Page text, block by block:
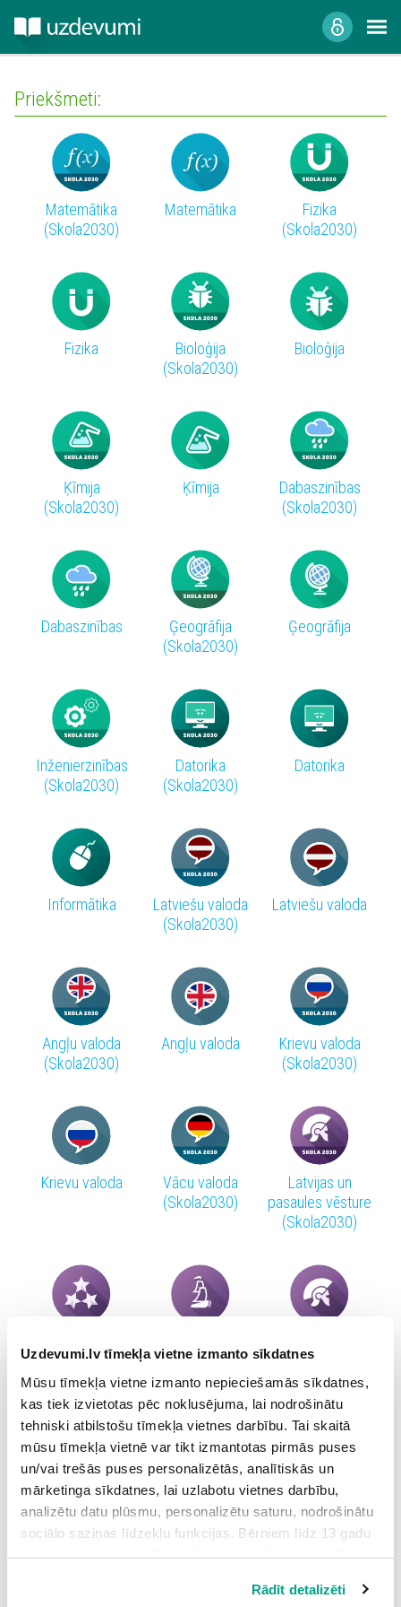
Uzdevumi.lv tīmekļa vietne izmanto sīkdatnes
Mūsu tīmekļa vietne izmanto nepieciešamās sīkdatnes,
kas tiek izvietotas pēc noklusējuma, lai nodrošinātu
tehniski atbilstošu tīmekļa vietnes darbību. Tai skaitā
mūsu tīmekļa vietnē var tikt izmantotas pirmās puses
un/vai trešās puses personalizētās, analītiskās un
mārketinga sīkdatnes, lai uzlabotu vietnes darbību,
analizētu datu plūsmu, personalizētu saturu, nodrošinātu
sociālo saziņas līdzekļu funkcijas. Bērniem līdz 13 gadu
vecumam pirms izvēles veikšanas ir jāprasa vecāka vai
Spiežot uz pogas “Apstiprināt visas”, Jūs piekrītat visām
Rādīt detalizēti
Priekšmeti:
Matemātika
(Skola2030)
Matemātika
Fizika
(Skola2030)
Fizika
Bioloģija
(Skola2030)
Bioloģija
Ķīmija
(Skola2030)
Ķīmija
Dabaszinības
(Skola2030)
Dabaszinības
Ģeogrāfija
(Skola2030)
Ģeogrāfija
Inženierzinības
(Skola2030)
Datorika
(Skola2030)
Datorika
Informātika
Latviešu valoda
(Skola2030)
Latviešu valoda
Angļu valoda
(Skola2030)
Angļu valoda
Krievu valoda
(Skola2030)
Krievu valoda
Vācu valoda
(Skola2030)
Latvijas un
pasaules vēsture
(Skola2030)
Sociālās zinības
un vēsture
(Skola2030)
Sociālās zinības
(Skola2030)
Sociālās zinības